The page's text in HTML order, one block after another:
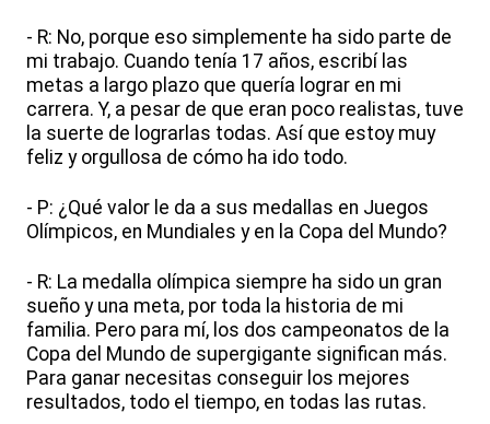
- R: No, porque eso simplemente ha sido parte de
mi trabajo. Cuando tenía 17 años, escribí las
metas a largo plazo que quería lograr en mi
carrera. Y, a pesar de que eran poco realistas, tuve
la suerte de lograrlas todas. Así que estoy muy
feliz y orgullosa de cómo ha ido todo.
- P: ¿Qué valor le da a sus medallas en Juegos
Olímpicos, en Mundiales y en la Copa del Mundo?
- R: La medalla olímpica siempre ha sido un gran
sueño y una meta, por toda la historia de mi
familia. Pero para mí, los dos campeonatos de la
Copa del Mundo de supergigante significan más.
Para ganar necesitas conseguir los mejores
resultados, todo el tiempo, en todas las rutas.